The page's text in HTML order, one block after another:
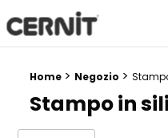
Cernit Une qualité haut de
Breadcrumb trail:
Home > Negozio >
Stampo in